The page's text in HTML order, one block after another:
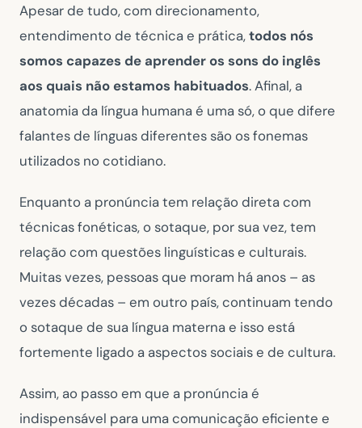
Apesar de tudo, com direcionamento,
entendimento de técnica e prática,todos nós
somos capazes de aprender os sons do inglês
aos quais não estamos habituados. Afinal, a
anatomia da língua humana é uma só, o que difere
falantes de línguas diferentes são os fonemas
utilizados no cotidiano.
Enquanto a pronúncia tem relação direta com
técnicas fonéticas, o sotaque, por sua vez, tem
relação com questões linguísticas e culturais.
Muitas vezes, pessoas que moram há anos – as
vezes décadas – em outro país, continuam tendo
o sotaque de sua língua materna e isso está
fortemente ligado a aspectos sociais e de cultura.
Assim, ao passo em que a pronúncia é
indispensável para uma comunicação eficiente e